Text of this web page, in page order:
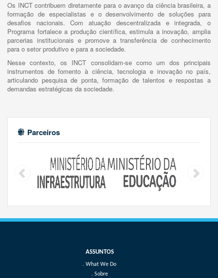
Os INCT contribuem diretamente para o avanço da ciência brasileira, a
formação de especialistas e o desenvolvimento de soluções para
desafios nacionais. Com atuação descentralizada e integrada, o
Programa fortalece a produção científica, estimula a inovação, amplia
parcerias institucionais e promove a transferência de conhecimento
para o setor produtivo e para a sociedade.
Nesse contexto, os INCT consolidam-se como um dos principais
instrumentos de fomento à ciência, tecnologia e inovação no país,
articulando pesquisa de ponta, formação de talentos e respostas a
demandas estratégicas da sociedade.
Parceiros
What We Do
Sobre